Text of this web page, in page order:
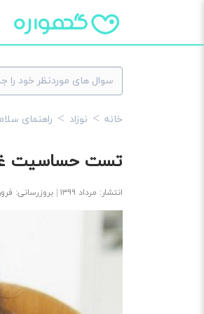
خانه نوزاد راهنمای
تست حساسیت
انتشار: مرداد ۱۳۹۹ | بروزرسانی: فروردین ۱۴۰۴